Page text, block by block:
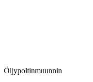
Öljypoltinmuunnin